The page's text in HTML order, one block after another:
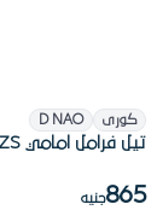
كورى D NAO
تيل فرامل امامي MG ZS
865جنيه